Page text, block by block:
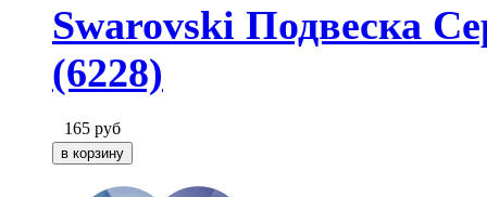
Swarovski Подвеска
(6228)
165 руб